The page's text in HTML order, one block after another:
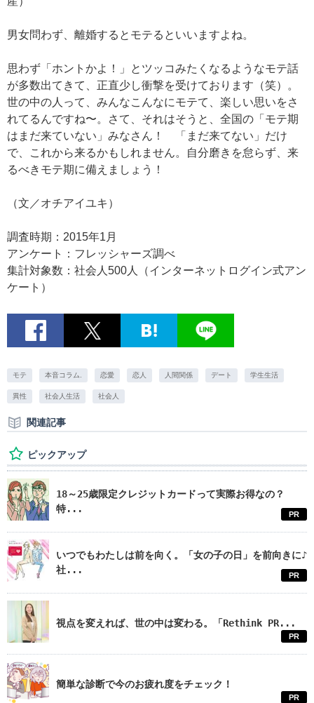
男女問わず、離婚するとモテるといいますよね。
思わず「ホントかよ！」とツッコみたくなるようなモテ話
が多数出てきて、正直少し衝撃を受けております（笑）。
世の中の人って、みんなこんなにモテて、楽しい思いをさ
れてるんですね〜。さて、それはそうと、全国の「モテ期
はまだ来ていない」みなさん！ 「まだ来てない」だけ
で、これから来るかもしれません。自分磨きを怠らず、来
るべきモテ期に備えましょう！
（文／オチアイユキ）
調査時期：2015年1月
アンケート：フレッシャーズ調べ
集計対象数：社会人500人（インターネットログイン式アン
ケート）
モテ 本音コラム. 恋愛 恋人 人間関係 デート 学生生活
異性 社会人生活 社会人
関連記事
ピックアップ
18～25歳限定クレジットカードって実際お得なの？
特...
PR
いつでもわたしは前を向く。「女の子の日」を前向きに♪
社...
PR
視点を変えれば、世の中は変わる。「Rethink PR...
PR
簡単な診断で今のお疲れ度をチェック！
PR